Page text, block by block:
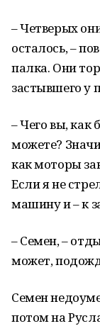
– Четверых
осталось, –
палка. Они
застывшего у
– Чего вы, как
можете?
как моторы
Если я не
машину и – к
– Семен, –
может,
Семен
потом на